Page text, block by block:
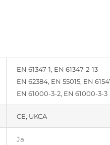
EN 61347-1, EN 61347-2-13
EN 62384, EN 55015, EN
EN 61000-3-2, EN 61000-3-3
CE, UKCA
Ja